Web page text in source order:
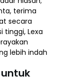
terima
secara
tinggi, Lexa
lebih indah